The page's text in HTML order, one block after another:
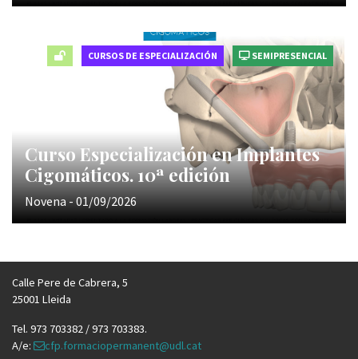
CURSOS DE ESPECIALIZACIÓN SEMIPRESENCIAL
Curso Especialización en Implantes
Cigomáticos. 10ª edición
Novena - 01/09/2026
Calle Pere de Cabrera, 5
25001 Lleida
Tel. 973 703382 / 973 703383.
A/e:
cfp.formaciopermanent@udl.cat